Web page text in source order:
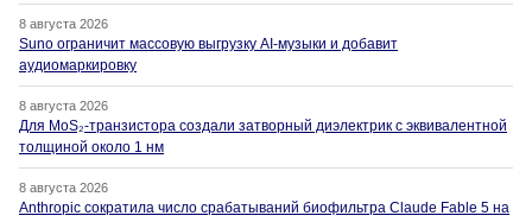
8 августа 2026
Suno ограничит массовую выгрузку AI-музыки и добавит
аудиомаркировку
8 августа 2026
Для MoS₂-транзистора создали затворный диэлектрик с эквивалентной
толщиной около 1 нм
8 августа 2026
Anthropic сократила число срабатываний биофильтра Claude Fable 5 на